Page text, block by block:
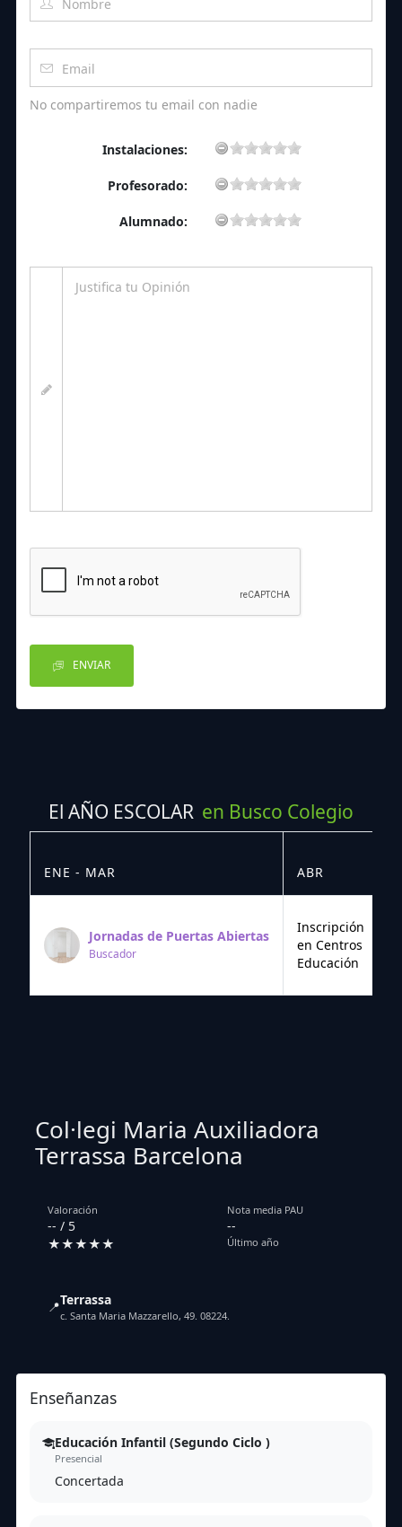
No compartiremos tu email con nadie
Instalaciones:
Profesorado:
Alumnado:
ENVIAR
El AÑO ESCOLAR en Busco Colegio
ENE - MAR ABR
Jornadas de Puertas Abiertas
Buscador
Inscripción
en Centros
Educación
Col·legi Maria Auxiliadora
Terrassa Barcelona
Valoración
-- / 5
★★★★★
Nota media PAU
--
Último año
📍Terrassa
c. Santa Maria Mazzarello, 49. 08224.
Enseñanzas
Educación Infantil (Segundo Ciclo )
Presencial
Concertada